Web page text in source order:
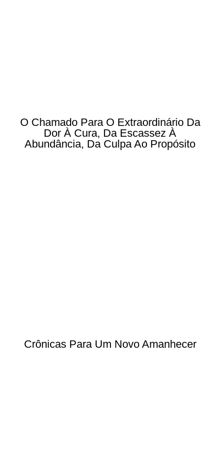
O Chamado Para O Extraordinário Da
Dor À Cura, Da Escassez À
Abundância, Da Culpa Ao Propósito
Crônicas Para Um Novo Amanhecer